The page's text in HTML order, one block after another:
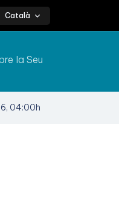
Català
la Seu
04:00h